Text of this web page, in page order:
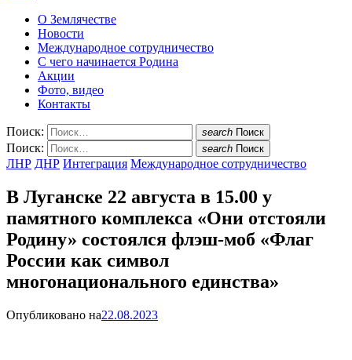
О Землячестве
Новости
Международное сотрудничество
С чего начинается Родина
Акции
Фото, видео
Контакты
Поиск: search Поиск
Поиск: search Поиск
ЛНР ДНР Интеграция Международное сотрудничество
В Луганске 22 августа в 15.00 у
памятного комплекса «Они отстояли
Родину» состоялся флэш-моб «Флаг
России как символ
многонационального единства»
Опубликовано на22.08.2023